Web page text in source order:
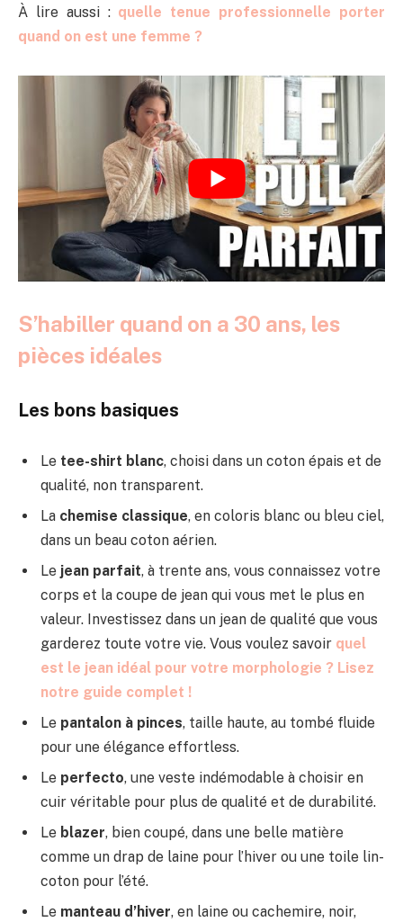
À lire aussi : quelle tenue professionnelle porter
quand on est une femme ?
S’habiller quand on a 30 ans, les
pièces idéales
Les bons basiques
Le tee-shirt blanc, choisi dans un coton épais et de
qualité, non transparent.
La chemise classique, en coloris blanc ou bleu ciel,
dans un beau coton aérien.
Le jean parfait, à trente ans, vous connaissez votre
corps et la coupe de jean qui vous met le plus en
valeur. Investissez dans un jean de qualité que vous
garderez toute votre vie. Vous voulez savoir quel
est le jean idéal pour votre morphologie ? Lisez
notre guide complet !
Le pantalon à pinces, taille haute, au tombé fluide
pour une élégance effortless.
Le perfecto, une veste indémodable à choisir en
cuir véritable pour plus de qualité et de durabilité.
Le blazer, bien coupé, dans une belle matière
comme un drap de laine pour l’hiver ou une toile lin-
coton pour l’été.
Le manteau d’hiver, en laine ou cachemire, noir,